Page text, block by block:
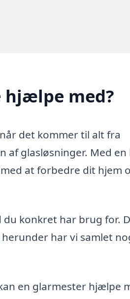
hjælpe med?
det kommer til alt fra
af glasløsninger. Med en
at forbedre dit hjem
konkret har brug for.
har vi samlet
en glarmester hjælpe